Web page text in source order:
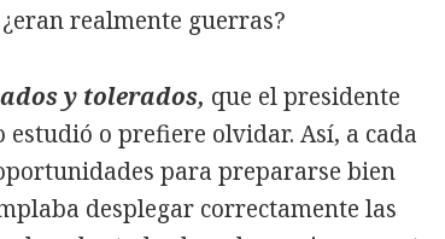
¿eran realmente guerras?
y tolerados, que el presidente
estudió o prefiere olvidar. Así, a cada
para prepararse bien
desplegar correctamente las